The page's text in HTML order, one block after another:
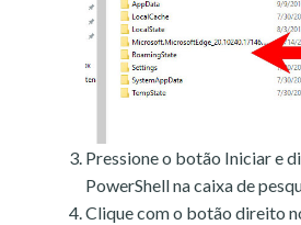
Pressione o botão Iniciar e
PowerShell na caixa de
Clique com o botão direito